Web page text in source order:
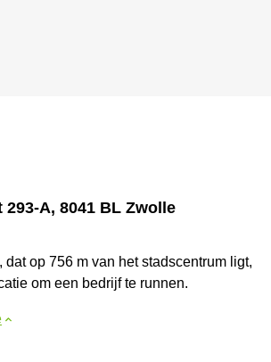
293-A, 8041 BL Zwolle
dat op 756 m van het stadscentrum ligt,
om een bedrijf te runnen.